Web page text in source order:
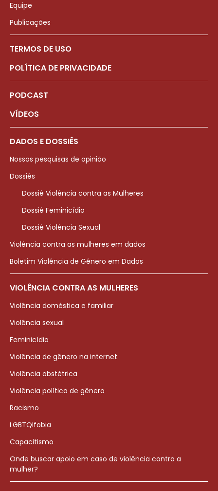
Equipe
Publicações
TERMOS DE USO
POLÍTICA DE PRIVACIDADE
PODCAST
VÍDEOS
DADOS E DOSSIÊS
Nossas pesquisas de opinião
Dossiês
Dossiê Violência contra as Mulheres
Dossiê Feminicídio
Dossiê Violência Sexual
Violência contra as mulheres em dados
Boletim Violência de Gênero em Dados
VIOLÊNCIA CONTRA AS MULHERES
Violência doméstica e familiar
Violência sexual
Feminicídio
Violência de gênero na internet
Violência obstétrica
Violência política de gênero
Racismo
LGBTQIfobia
Capacitismo
Onde buscar apoio em caso de violência contra a
mulher?